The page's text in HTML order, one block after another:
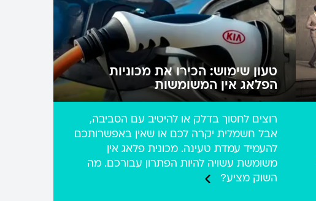
טעון שימוש: הכירו את מכוניות
הפלאג אין המשומשות
רוצים לחסוך בדלק או להיטיב עם הסביבה,
אבל חשמלית יקרה לכם או שאין באפשרותכם
להעמיד עמדת טעינה. מכונית פלאג אין
משומשת עשויה להיות הפתרון עבורכם. מה
השוק מציע?